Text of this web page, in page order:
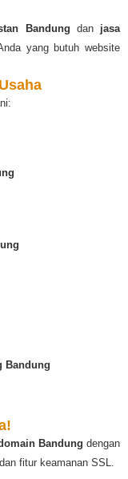
Bandung dan jasa
yang butuh website
Bandung
Bandung dengan
fitur keamanan SSL.